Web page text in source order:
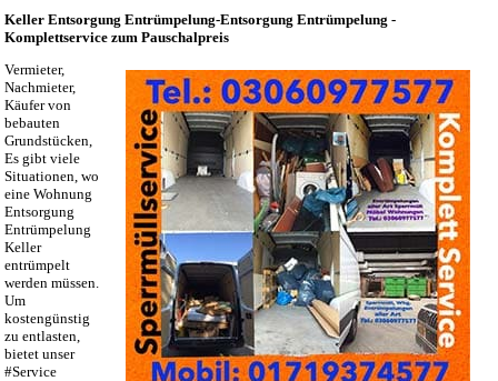
Keller Entsorgung Entrümpelung-Entsorgung Entrümpelung -
Komplettservice zum Pauschalpreis
Vermieter,
Nachmieter,
Käufer von
bebauten
Grundstücken,
Es gibt viele
Situationen, wo
eine Wohnung
Entsorgung
Entrümpelung
Keller
entrümpelt
werden müssen.
Um
kostengünstig
zu entlasten,
bietet unser
#Service